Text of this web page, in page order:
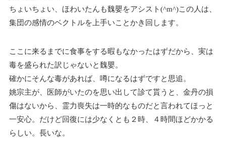
ちょいちょい、ほわいたんも魏嬰をアシスト(^m^)この人は、
集団の感情のベクトルを上手いことかき回します。
ここに来るまでに食事をする暇もなかったはずだから、実は
毒を盛られた訳じゃないと魏嬰。
確かにそんな毒があれば、噂になるはずですと思追。
姚宗主が、医師がいたのを思い出して診て貰うと、金丹の損
傷はないから、霊力喪失は一時的なものだと言われてほっと
一安心。だけど回復には少なくとも２時、４時間ほどかかる
らしい。長いな。